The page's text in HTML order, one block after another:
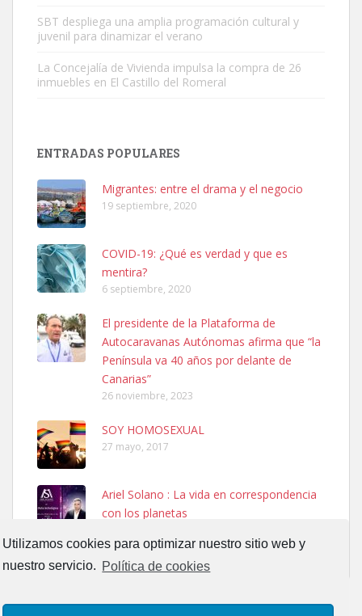
Utilizamos cookies para optimizar nuestro sitio web y
nuestro servicio. Política de cookies
hembra, 4 años. Por motivos personales ...
Leales.org » Gran Canaria
SHIBA PERDIDO AVDA JOSE MESA Y LOPEZ
PERRO MACHO RAZA SHIBA CON MICROCHIP PERDIDO HOY
06/07/2025 ZONA MESA Y LOPEZ. ES MUY ASUSTADIZO
Leales.org » Gran Canaria
Ninfa perdida
calle, se perdió por la zon...
Leales.org » Gran Canaria | 6.7.2025
SBT despliega una amplia programación cultural y
juvenil para dinamizar el verano
La Concejalía de Vivienda impulsa la compra de 26
inmuebles en El Castillo del Romeral
ENTRADAS POPULARES
Migrantes: entre el drama y el negocio
19 septiembre, 2020
COVID-19: ¿Qué es verdad y que es
mentira?
6 septiembre, 2020
El presidente de la Plataforma de
Autocaravanas Autónomas afirma que “la
Península va 40 años por delante de
Canarias”
26 noviembre, 2023
SOY HOMOSEXUAL
27 mayo, 2017
Ariel Solano : La vida en correspondencia
con los planetas